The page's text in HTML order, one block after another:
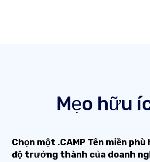
Mẹo hữu
Chọn một .CAMP Tên miền
độ trưởng thành của doanh